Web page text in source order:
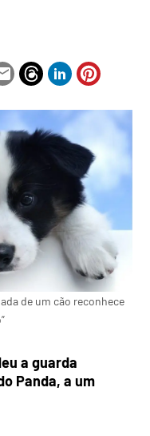
de um cão reconhece
a guarda
Panda, a um